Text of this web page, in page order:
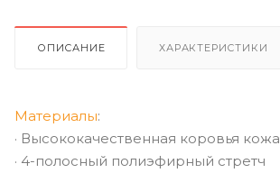
ОПИСАНИЕ ХАРАКТЕРИСТИКИ
Материалы:
· Высококачественная коровья кожа
· 4-полосный полиэфирный стретч